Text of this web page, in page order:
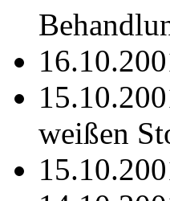
weißen